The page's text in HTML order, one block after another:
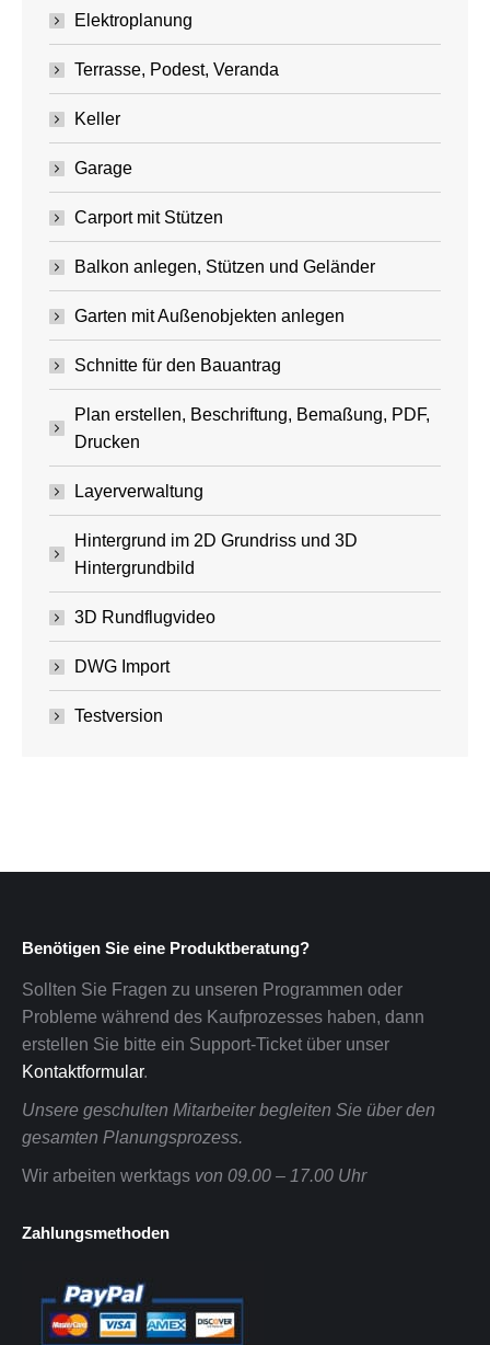
Elektroplanung
Terrasse, Podest, Veranda
Keller
Garage
Carport mit Stützen
Balkon anlegen, Stützen und Geländer
Garten mit Außenobjekten anlegen
Schnitte für den Bauantrag
Plan erstellen, Beschriftung, Bemaßung, PDF,
Drucken
Layerverwaltung
Hintergrund im 2D Grundriss und 3D
Hintergrundbild
3D Rundflugvideo
DWG Import
Testversion
Benötigen Sie eine Produktberatung?
Sollten Sie Fragen zu unseren Programmen oder
Probleme während des Kaufprozesses haben, dann
erstellen Sie bitte ein Support-Ticket über unser
Kontaktformular.
Unsere geschulten Mitarbeiter begleiten Sie über den
gesamten Planungsprozess.
Wir arbeiten werktags von 09.00 – 17.00 Uhr
Zahlungsmethoden